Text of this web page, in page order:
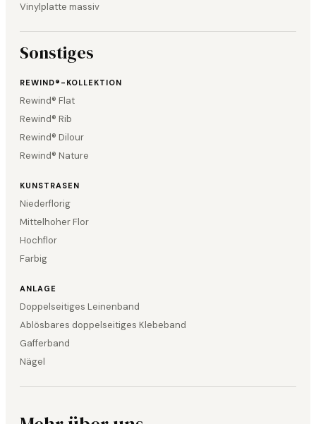
Vinylplatte massiv
Sonstiges
REWIND®-KOLLEKTION
Rewind® Flat
Rewind® Rib
Rewind® Dilour
Rewind® Nature
KUNSTRASEN
Niederflorig
Mittelhoher Flor
Hochflor
Farbig
ANLAGE
Doppelseitiges Leinenband
Ablösbares doppelseitiges Klebeband
Gafferband
Nägel